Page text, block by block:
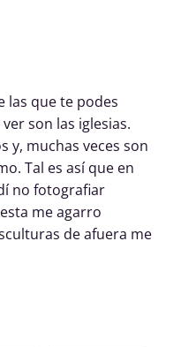
las que te podes
ver son las iglesias.
y, muchas veces son
Tal es así que en
no fotografiar
me agarro
de afuera me